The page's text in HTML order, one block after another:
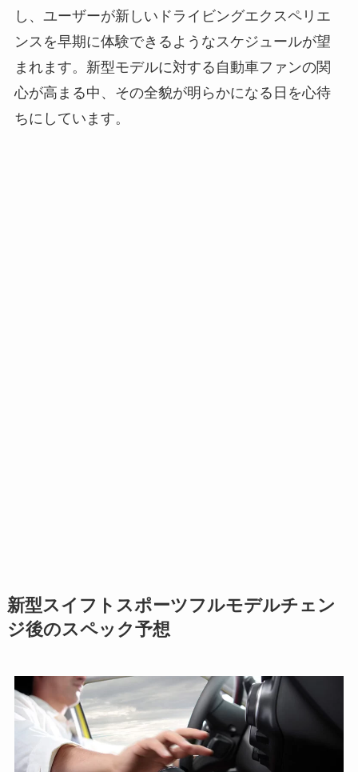
し、ユーザーが新しいドライビングエクスペリエ
ンスを早期に体験できるようなスケジュールが望
まれます。新型モデルに対する自動車ファンの関
心が高まる中、その全貌が明らかになる日を心待
ちにしています。
新型スイフトスポーツフルモデルチェン
ジ後のスペック予想